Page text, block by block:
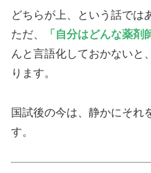
どちらが上、という話では
ただ、
「自分はどんな薬剤
んと言語化しておかないと
ります。
国試後の今は、静かにそれ
す。